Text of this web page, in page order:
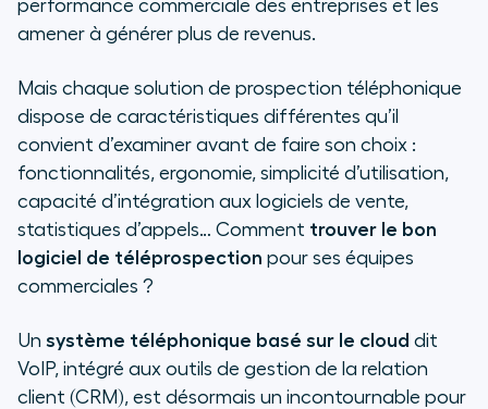
quelques points essentiels
Privilégiez la simplicité d’utilisation.
Choisissez une solution adaptée à la
Pensez aux intégrations avec vos
outils existants.
Misez sur la flexibilité.
Assurez-vous de bénéficier d’une
assistance.
performance commerciale des entreprises et les
amener à générer plus de revenus.
Mais chaque solution de prospection téléphonique
dispose de caractéristiques différentes qu’il
convient d’examiner avant de faire son choix :
fonctionnalités, ergonomie, simplicité d’utilisation,
capacité d’intégration aux logiciels de vente,
statistiques d’appels… Comment trouver le bon
logiciel de téléprospection pour ses équipes
commerciales ?
Un système téléphonique basé sur le cloud dit
VoIP, intégré aux outils de gestion de la relation
client (CRM), est désormais un incontournable pour